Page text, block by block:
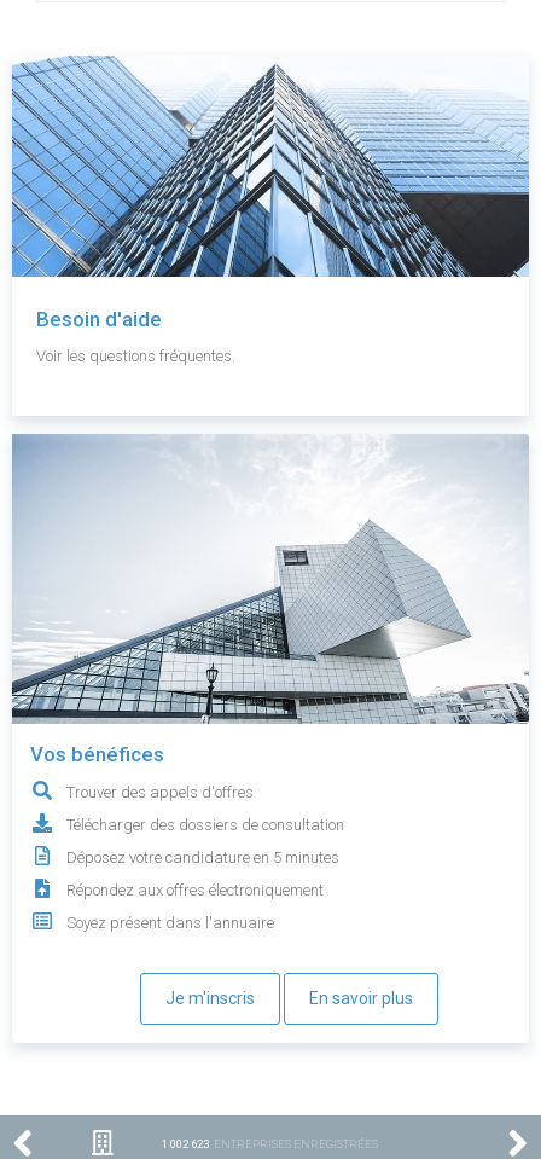
Besoin d'aide
Voir les questions fréquentes.
Vos bénéfices
Trouver des appels d'offres
Télécharger des dossiers de consultation
Déposez votre candidature en 5 minutes
Répondez aux offres électroniquement
Soyez présent dans l'annuaire
Je m'inscris En savoir plus
1 002 623 ENTREPRISES ENREGISTRÉES